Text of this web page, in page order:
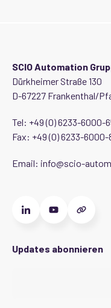
SCIO Automation
Dürkheimer Straße 130
D-67227 Frankenthal/
Tel: +49 (0) 6233-6000-
Fax: +49 (0) 6233-6000-
Email: info@scio-
Updates abonnieren